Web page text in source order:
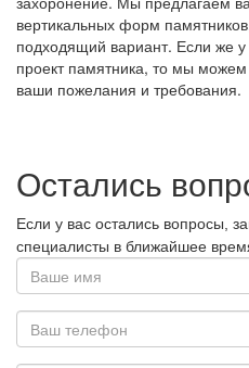
вертикальных форм
подходящий вариант. Если же у
проект памятника, то мы можем
ваши пожелания и требования.
Остались
Если у вас остались вопросы,
специалисты в ближайшее